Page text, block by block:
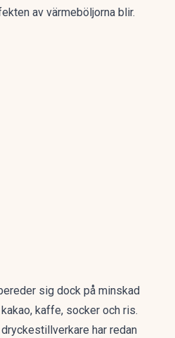
av värmeböljorna blir.
sig dock på minskad
kaffe, socker och ris.
har redan